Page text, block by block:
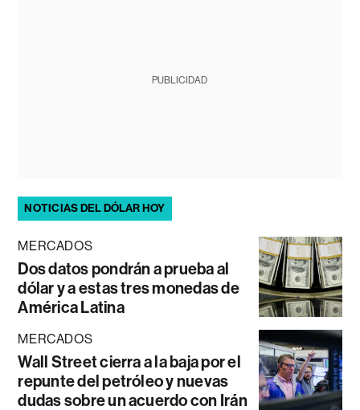
PUBLICIDAD
NOTICIAS DEL DÓLAR HOY
MERCADOS
Dos datos pondrán a prueba al
dólar y a estas tres monedas de
América Latina
MERCADOS
Wall Street cierra a la baja por el
repunte del petróleo y nuevas
dudas sobre un acuerdo con Irán